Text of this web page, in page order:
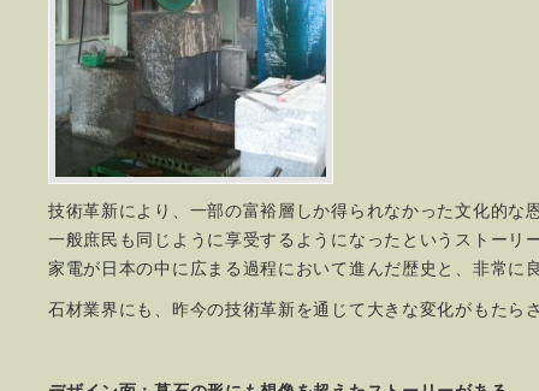
技術革新により、一部の富裕層しか得られなかった文化的な
一般庶民も同じように享受するようになったというストーリ
家電が日本の中に広まる過程において進んだ歴史と、非常に
石材業界にも、昨今の技術革新を通じて大きな変化がもたら